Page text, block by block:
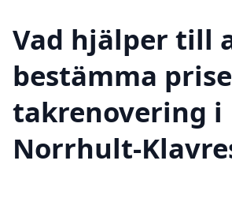
Vad hjälper till
bestämma
takrenovering i
Norrhult-